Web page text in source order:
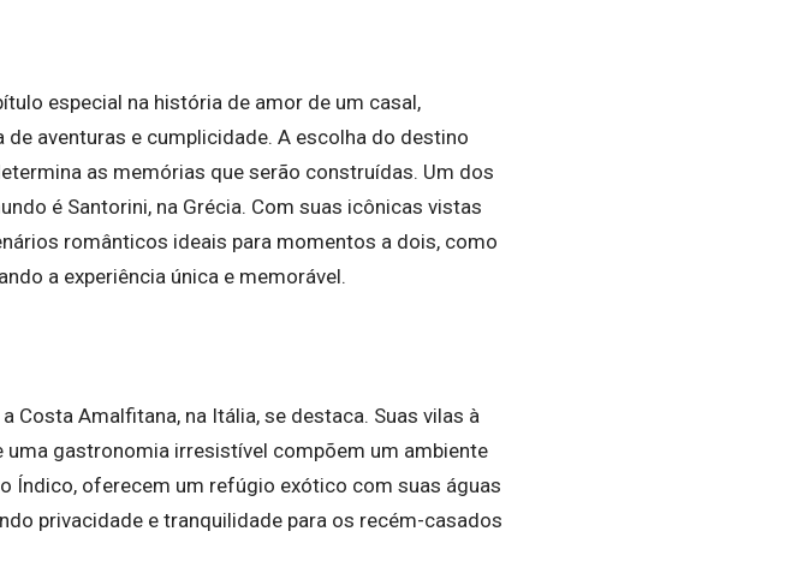
especial na história de amor de um casal,
aventuras e cumplicidade. A escolha do destino
as memórias que serão construídas. Um dos
é Santorini, na Grécia. Com suas icônicas vistas
românticos ideais para momentos a dois, como
a experiência única e memorável.
Costa Amalfitana, na Itália, se destaca. Suas vilas à
gastronomia irresistível compõem um ambiente
Índico, oferecem um refúgio exótico com suas águas
privacidade e tranquilidade para os recém-casados